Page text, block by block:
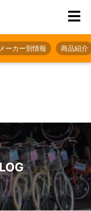
メーカー別情報 商品紹介